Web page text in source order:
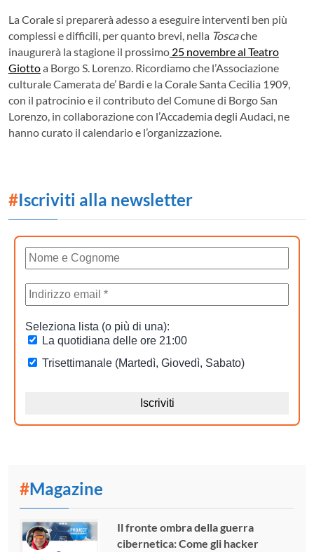
La Corale si preparerà adesso a eseguire interventi ben più
complessi e difficili, per quanto brevi, nella Toscache
inaugurerà la stagione il prossimo 25 novembre al Teatro
Giottoa Borgo S. Lorenzo. Ricordiamo che l’Associazione
culturale Camerata de’ Bardi e la Corale Santa Cecilia 1909,
con il patrocinio e il contributo del Comune di Borgo San
Lorenzo, in collaborazione con l’Accademia degli Audaci, ne
hanno curato il calendario e l’organizzazione.
#Iscriviti alla newsletter
#Magazine
Il fronte ombra della guerra
cibernetica: Come gli hacker